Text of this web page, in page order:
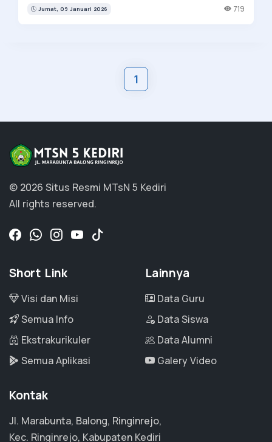
Jumat, 09 Januari 2026 719
1
© 2026 Situs Resmi MTsN 5 Kediri
All rights reserved.
Short Link
Visi dan Misi
Semua Info
Ekstrakurikuler
Semua Aplikasi
Lainnya
Data Guru
Data Siswa
Data Alumni
Galery Video
Kontak
Jl. Marabunta, Balong, Ringinrejo,
Kec. Ringinrejo, Kabupaten Kediri